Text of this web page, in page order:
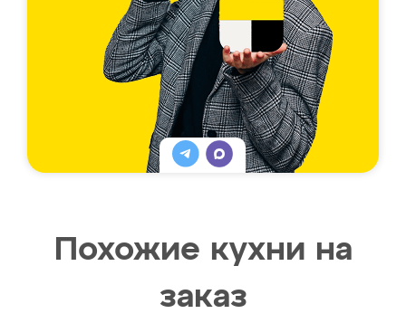
Похожие кухни на
заказ